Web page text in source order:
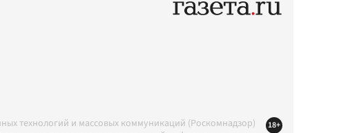
технологий и массовых коммуникаций (Роскомнадзор)
18+